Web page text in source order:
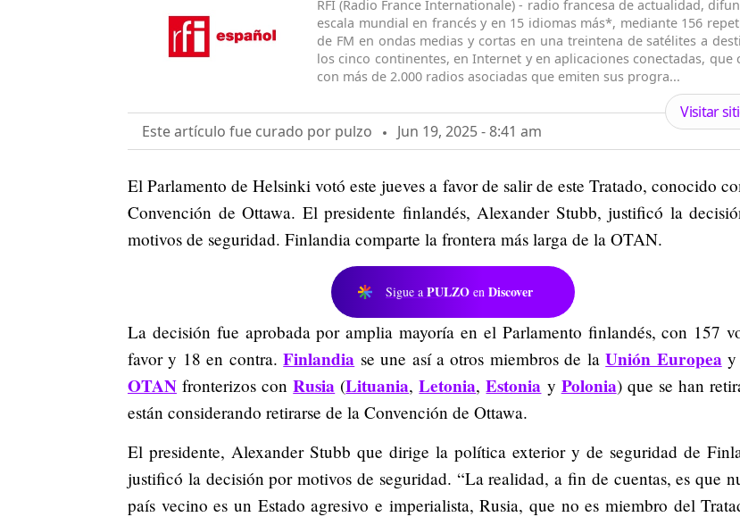
RFI (Radio France Internationale) - radio francesa de actualidad,
escala mundial en francés y en 15 idiomas más*, mediante 156
de FM en ondas medias y cortas en una treintena de satélites a
los cinco continentes, en Internet y en aplicaciones conectadas, que
con más de 2.000 radios asociadas que emiten sus progra...
Este artículo fue curado por pulzo Jun 19, 2025 - 8:41 am
Visitar
El Parlamento de Helsinki votó este jueves a favor de salir de este Tratado, conocido
Convención de Ottawa. El presidente finlandés, Alexander Stubb, justificó la
motivos de seguridad. Finlandia comparte la frontera más larga de la OTAN.
Sigue a PULZO en Discover
La decisión fue aprobada por amplia mayoría en el Parlamento finlandés, con 157
favor y 18 en contra.Finlandia se une así a otros miembros de laUnión Europeay
OTAN fronterizos conRusia (Lituania,Letonia,Estonia y Polonia) que se han
están considerando retirarse de la Convención de Ottawa.
El presidente, Alexander Stubb que dirige la política exterior y de seguridad de
justificó la decisión por motivos de seguridad. “La realidad, a fin de cuentas, es que
país vecino es un Estado agresivo e imperialista, Rusia, que no es miembro del